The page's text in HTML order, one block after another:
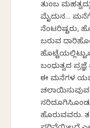
ತುಂಬ
ಮೈದುನ…
ನೆಂಟರಿಷ್ಟರು,
ಬರುವ
ಬಂಧುತ್ವದ
ಈ ಮನೆಗಳ
ಹೊರುವವರು.